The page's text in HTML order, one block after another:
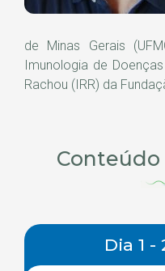
de Minas Gerais
Imunologia de
Rachou (IRR) da
Dia 1 -